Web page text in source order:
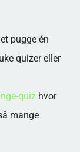
pugge én
quizer eller
quizhvor
mange